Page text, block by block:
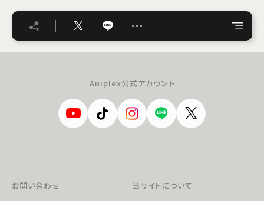
…
Aniplex公式アカウント
お問い合わせ
当サイトについて